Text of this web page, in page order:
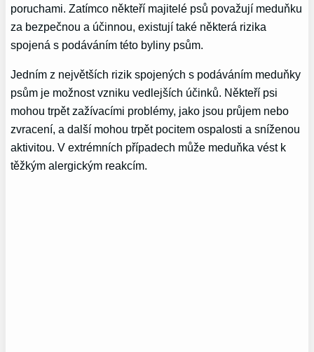
poruchami. Zatímco někteří majitelé psů považují meduňku
za bezpečnou a účinnou, existují také některá rizika
spojená s podáváním této byliny psům.
Jedním z největších rizik spojených s podáváním meduňky
psům je možnost vzniku vedlejších účinků. Někteří psi
mohou trpět zažívacími problémy, jako jsou průjem nebo
zvracení, a další mohou trpět pocitem ospalosti a sníženou
aktivitou. V extrémních případech může meduňka vést k
těžkým alergickým reakcím.